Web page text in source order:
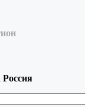
Россия